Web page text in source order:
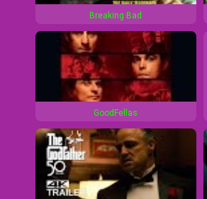
0
1
0
s
Breaking Bad
GoodFellas